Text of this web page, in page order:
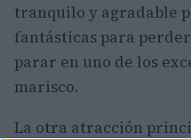
tranquilo y agradable
fantásticas para
parar en uno de los
marisco.
La otra atracción